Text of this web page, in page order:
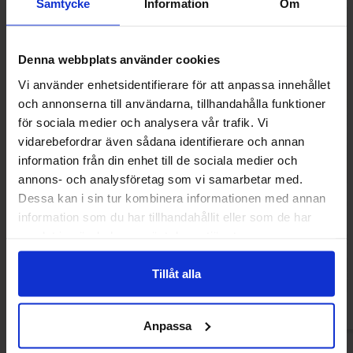
Samtycke Information Om
Denna webbplats använder cookies
Vi använder enhetsidentifierare för att anpassa innehållet
och annonserna till användarna, tillhandahålla funktioner
för sociala medier och analysera vår trafik. Vi
vidarebefordrar även sådana identifierare och annan
information från din enhet till de sociala medier och
annons- och analysföretag som vi samarbetar med.
Dessa kan i sin tur kombinera informationen med annan
information som du har tillhandahållit eller som de har
Tillåt alla
Anpassa
Nature Valley Crunchy Oats & Dark
Chocolate 210g
Lyles Golden